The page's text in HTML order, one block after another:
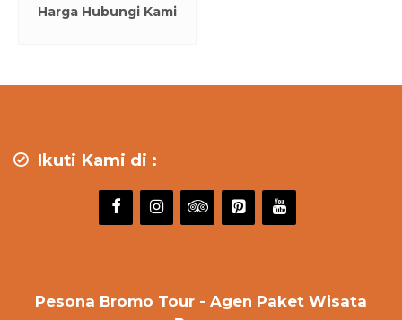
Harga Hubungi Kami
Ikuti Kami di :
Pesona Bromo Tour - Agen Paket Wisata